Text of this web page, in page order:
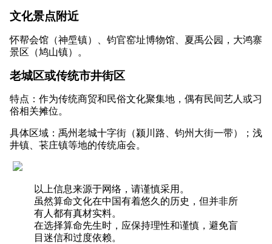
文化景点附近
怀帮会馆（神垕镇）、钧官窑址博物馆、夏禹公园，大鸿寨
景区（鸠山镇）。
老城区或传统市井街区
特点：作为传统商贸和民俗文化聚集地，偶有民间艺人或习
俗相关摊位。
具体区域：禹州老城十字街（颍川路、钧州大街一带）；浅
井镇、苌庄镇等地的传统庙会。
以上信息来源于网络，请谨慎采用。
虽然算命文化在中国有着悠久的历史，但并非所
有人都有真材实料。
在选择算命先生时，应保持理性和谨慎，避免盲
目迷信和过度依赖。